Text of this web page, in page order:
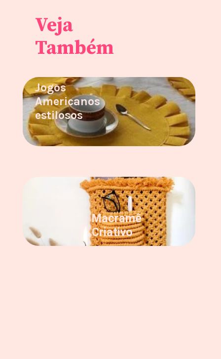
Veja
Também
Jogos
Americanos
estilosos
Macramê
Criativo